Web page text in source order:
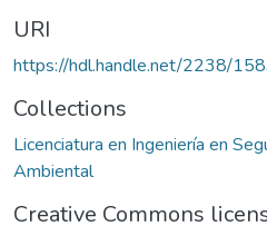
URI
https://hdl.handle.net/2238/
Collections
Licenciatura en Ingeniería en
Ambiental
Creative Commons